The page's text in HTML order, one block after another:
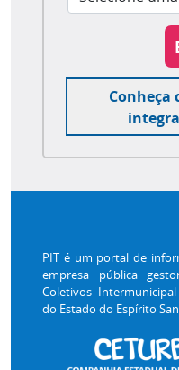
Conheça
PIT é um portal de
empresa pública
Coletivos
do Estado do Espírito